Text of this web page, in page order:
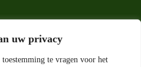
uw privacy
te vragen voor het